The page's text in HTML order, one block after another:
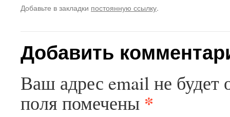
Добавьте в закладки постоянную ссылку.
Добавить
Ваш адрес email не будет
поля помечены *